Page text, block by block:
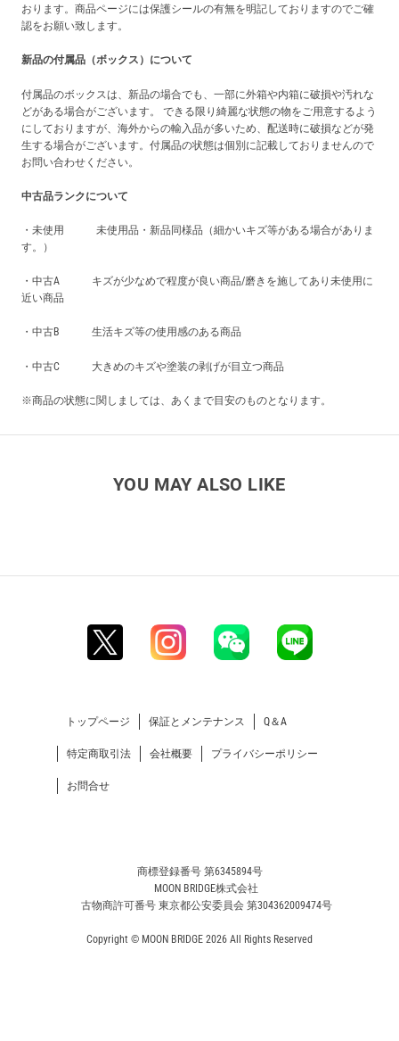
おります。商品ページには保護シールの有無を明記しておりますのでご確
認をお願い致します。
新品の付属品（ボックス）について
付属品のボックスは、新品の場合でも、一部に外箱や内箱に破損や汚れな
どがある場合がございます。 できる限り綺麗な状態の物をご用意するよう
にしておりますが、海外からの輸入品が多いため、配送時に破損などが発
生する場合がございます。付属品の状態は個別に記載しておりませんので
お問い合わせください。
中古品ランクについて
・未使用 未使用品・新品同様品（細かいキズ等がある場合がありま
す。）
・中古A キズが少なめで程度が良い商品/磨きを施してあり未使用に
近い商品
・中古B 生活キズ等の使用感のある商品
・中古C 大きめのキズや塗装の剥げが目立つ商品
※商品の状態に関しましては、あくまで目安のものとなります。
YOU MAY ALSO LIKE
トップページ 保証とメンテナンス Q＆A
特定商取引法 会社概要 プライバシーポリシー
お問合せ
商標登録番号 第6345894号
MOON BRIDGE株式会社
古物商許可番号 東京都公安委員会 第304362009474号
Copyright © MOON BRIDGE 2026 All Rights Reserved